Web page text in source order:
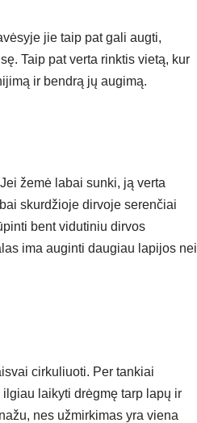
jie taip pat gali augti,
Taip pat verta rinktis vietą, kur
ir bendrą jų augimą.
žemė labai sunki, ją verta
skurdžioje dirvoje serenčiai
bent vidutiniu dirvos
ima auginti daugiau lapijos nei
cirkuliuoti. Per tankiai
laikyti drėgmę tarp lapų ir
nes užmirkimas yra viena